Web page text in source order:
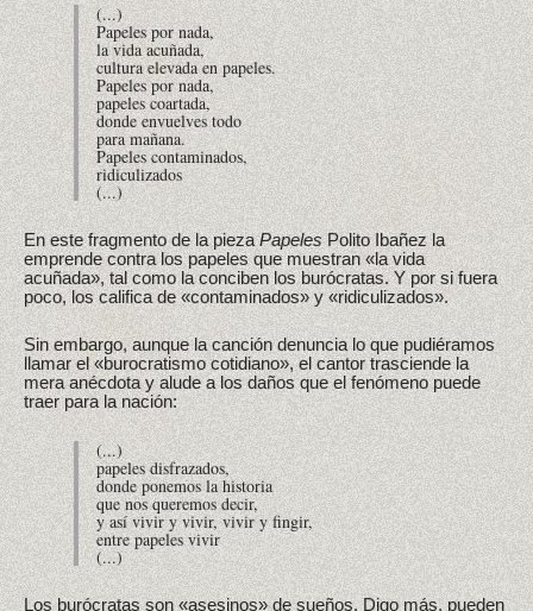
(...)
Papeles por nada,
la vida acuñada,
cultura elevada en papeles.
Papeles por nada,
papeles coartada,
donde envuelves todo
para mañana.
Papeles contaminados,
ridiculizados
(...)
En este fragmento de la pieza PapelesPolito Ibañez la
emprende contra los papeles que muestran «la vida
acuñada», tal como la conciben los burócratas. Y por si fuera
poco, los califica de «contaminados» y «ridiculizados».
Sin embargo, aunque la canción denuncia lo que pudiéramos
llamar el «burocratismo cotidiano», el cantor trasciende la
mera anécdota y alude a los daños que el fenómeno puede
traer para la nación:
(...)
papeles disfrazados,
donde ponemos la historia
que nos queremos decir,
y así vivir y vivir, vivir y fingir,
entre papeles vivir
(...)
Los burócratas son «asesinos» de sueños. Digo más, pueden